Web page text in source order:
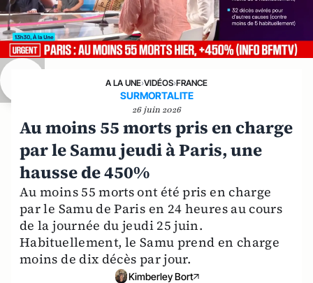
A LA UNE›VIDÉOS›FRANCE
SURMORTALITE
26 juin 2026
Au moins 55 morts pris en charge
par le Samu jeudi à Paris, une
hausse de 450%
Au moins 55 morts ont été pris en charge
par le Samu de Paris en 24 heures au cours
de la journée du jeudi 25 juin.
Habituellement, le Samu prend en charge
moins de dix décès par jour.
Kimberley Bort